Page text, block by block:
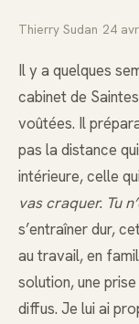
Thierry Sudan 24
Il y a quelques
cabinet de
voûtées. Il
pas la distance
intérieure, celle
vas craquer. Tu
s’entraîner dur,
au travail, en
solution, une
diffus. Je lui ai